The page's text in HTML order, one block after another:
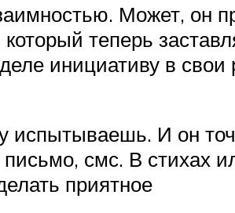
Может, он
теперь
инициативу в свои
испытываешь. И он
смс. В стихах
приятное